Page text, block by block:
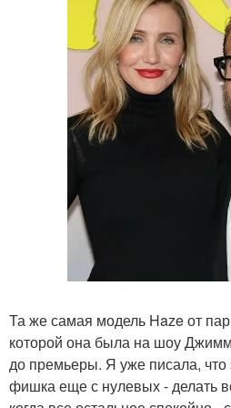
Та же самая модель Haze от
которой она была на шоу
до премьеры. Я уже писала,
фишка еще с нулевых - делать